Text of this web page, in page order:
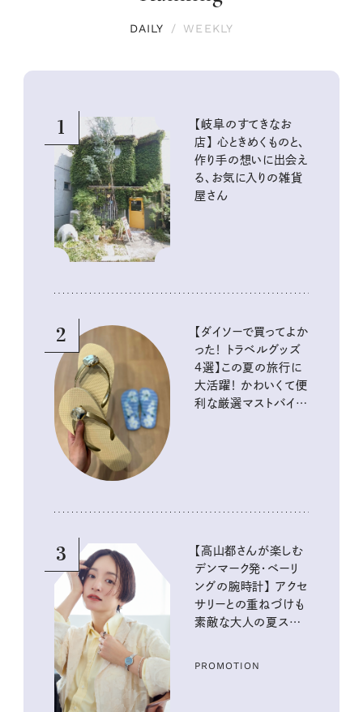
DAILY / WEEKLY
1
【岐阜のすてきなお
店】 心ときめくものと、
作り手の想いに出会え
る、お気に入りの雑貨
屋さん
2
【ダイソーで買ってよか
った！ トラベルグッズ
4選】この夏の旅行に
大活躍！ かわいくて便
利な厳選マストバイア
3
【高山都さんが楽しむ
デンマーク発・ベーリ
ングの腕時計】 アクセ
サリーとの重ねづけも
素敵な大人の夏スタイ
PROMOTION